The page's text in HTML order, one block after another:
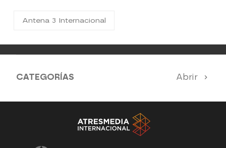
Antena 3 Internacional
CATEGORÍAS Abrir
Antena 3 Noticias El Hormiguero
La Ruleta de la Suerte Tu cara me suena